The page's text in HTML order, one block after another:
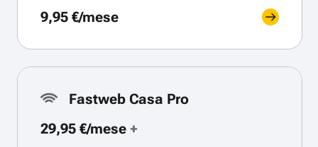
9,95 €/mese
Fastweb Casa Pro
29,95 €/mese +